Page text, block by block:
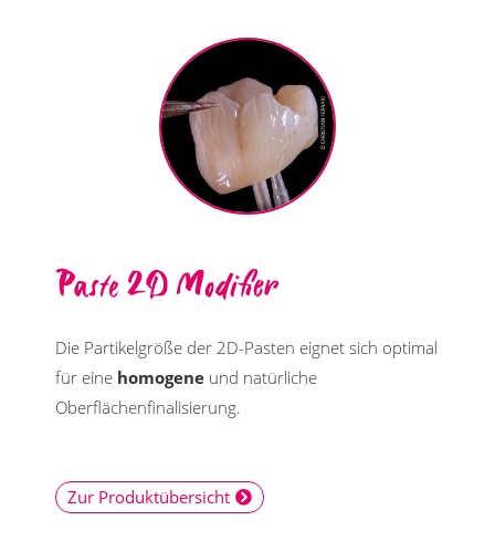
Paste 2D Modifier
Die Partikelgröße der 2D-Pasten eignet sich optimal
für eine homogene und natürliche
Oberflächenfinalisierung.
Zur Produktübersicht